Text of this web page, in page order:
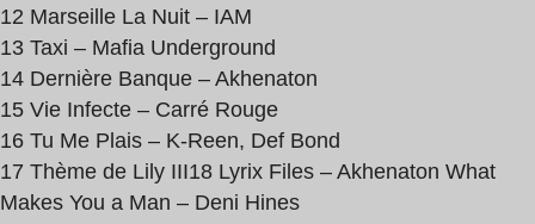
12 Marseille La Nuit – IAM
13 Taxi – Mafia Underground
14 Dernière Banque – Akhenaton
15 Vie Infecte – Carré Rouge
16 Tu Me Plais – K-Reen, Def Bond
17 Thème de Lily III18 Lyrix Files – Akhenaton What
Makes You a Man – Deni Hines